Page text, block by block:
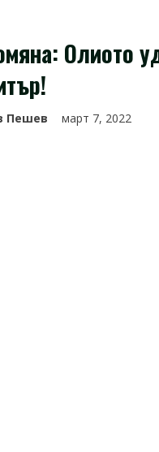
Олиото
Пешев март 7, 2022